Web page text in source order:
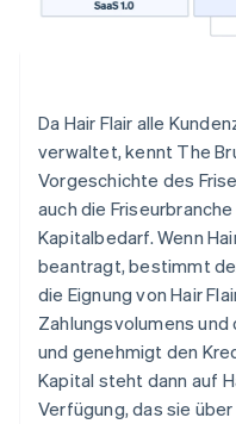
Da Hair Flair alle
verwaltet, kennt The
Vorgeschichte des
auch die
Kapitalbedarf. Wenn
beantragt, bestimmt
die Eignung von Hair
Zahlungsvolumens
und genehmigt den
Kapital steht dann auf
Verfügung, das sie